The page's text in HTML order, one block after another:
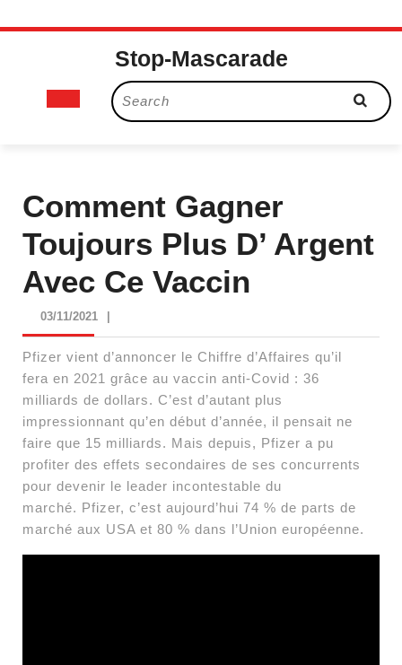
Skip
Stop-Mascarade
Open
Search
for:
Comment Gagner
Toujours Plus D’ Argent
Avec Ce Vaccin
03/11/202103/11/2021
Pfizer vient d’annoncer le Chiffre d’Affaires qu’il
fera en 2021 grâce au vaccin anti-Covid : 36
milliards de dollars. C’est d’autant plus
impressionnant qu’en début d’année, il pensait ne
faire que 15 milliards. Mais depuis, Pfizer a pu
profiter des effets secondaires de ses concurrents
pour devenir le leader incontestable du
marché. Pfizer, c’est aujourd’hui 74 % de parts de
marché aux USA et 80 % dans l’Union européenne.